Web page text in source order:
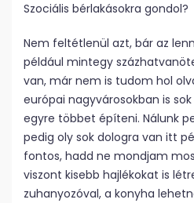
Szociális bérlakásokra gondol?
Nem feltétlenül azt, bár az
például mintegy
van, már nem is tudom hol
európai nagyvárosokban is
egyre többet építeni. Nálunk
pedig oly sok dologra van itt
fontos, hadd ne mondjam
viszont kisebb hajlékokat is
zuhanyozóval, a konyha